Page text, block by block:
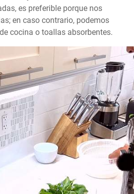
es preferible porque nos
en caso contrario, podemos
cocina o toallas absorbentes.